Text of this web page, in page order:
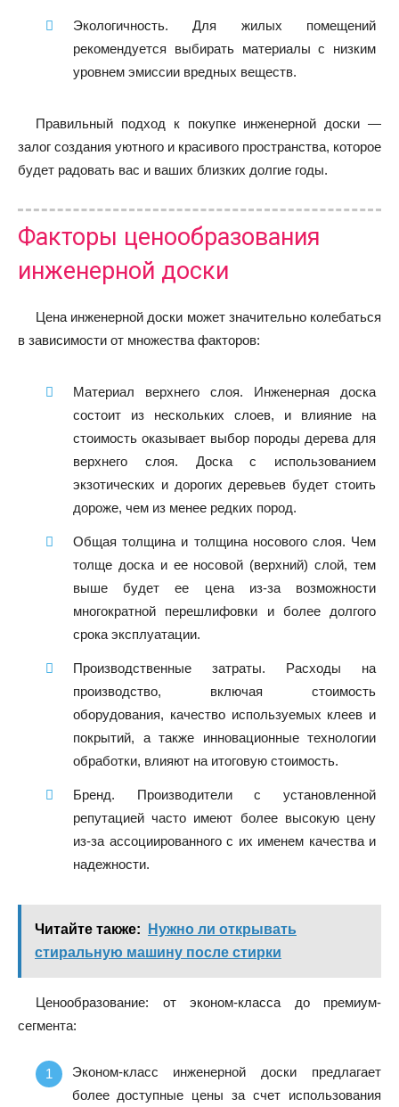
Экологичность. Для жилых помещений
рекомендуется выбирать материалы с низким
уровнем эмиссии вредных веществ.
Правильный подход к покупке инженерной доски —
залог создания уютного и красивого пространства, которое
будет радовать вас и ваших близких долгие годы.
Факторы ценообразования
инженерной доски
Цена инженерной доски может значительно колебаться
в зависимости от множества факторов:
Материал верхнего слоя. Инженерная доска
состоит из нескольких слоев, и влияние на
стоимость оказывает выбор породы дерева для
верхнего слоя. Доска с использованием
экзотических и дорогих деревьев будет стоить
дороже, чем из менее редких пород.
Общая толщина и толщина носового слоя. Чем
толще доска и ее носовой (верхний) слой, тем
выше будет ее цена из-за возможности
многократной перешлифовки и более долгого
срока эксплуатации.
Производственные затраты. Расходы на
производство, включая стоимость
оборудования, качество используемых клеев и
покрытий, а также инновационные технологии
обработки, влияют на итоговую стоимость.
Бренд. Производители с установленной
репутацией часто имеют более высокую цену
из-за ассоциированного с их именем качества и
надежности.
Читайте также:
Нужно ли открывать
стиральную машину после стирки
Ценообразование: от эконом-класса до премиум-
сегмента:
Эконом-класс инженерной доски предлагает
более доступные цены за счет использования